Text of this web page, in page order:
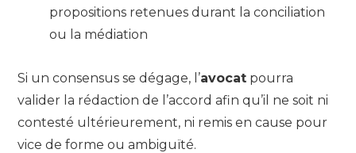
propositions retenues durant la conciliation
ou la médiation
Si un consensus se dégage, l’avocat pourra
valider la rédaction de l’accord afin qu’il ne soit ni
contesté ultérieurement, ni remis en cause pour
vice de forme ou ambiguïté.